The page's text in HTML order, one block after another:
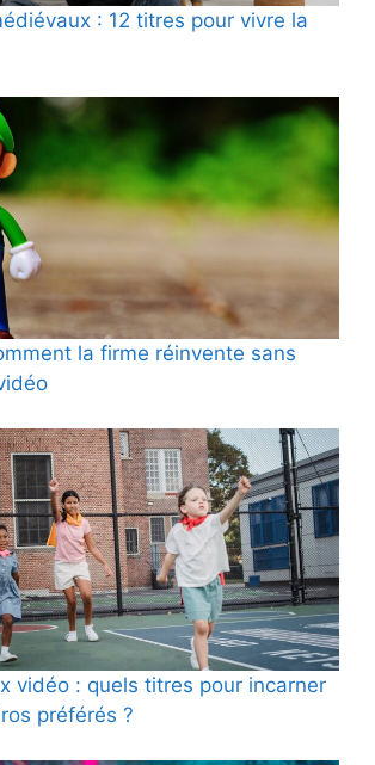
: 12 titres pour vivre la
la firme réinvente sans
vidéo : quels titres pour incarner
préférés ?